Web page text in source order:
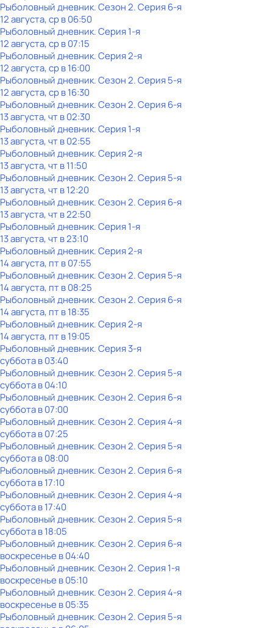
Рыболовный дневник. Сезон 2. Серия 6-я
12 августа, ср в 06:50
Рыболовный дневник. Серия 1-я
12 августа, ср в 07:15
Рыболовный дневник. Серия 2-я
12 августа, ср в 16:00
Рыболовный дневник. Сезон 2. Серия 5-я
12 августа, ср в 16:30
Рыболовный дневник. Сезон 2. Серия 6-я
13 августа, чт в 02:30
Рыболовный дневник. Серия 1-я
13 августа, чт в 02:55
Рыболовный дневник. Серия 2-я
13 августа, чт в 11:50
Рыболовный дневник. Сезон 2. Серия 5-я
13 августа, чт в 12:20
Рыболовный дневник. Сезон 2. Серия 6-я
13 августа, чт в 22:50
Рыболовный дневник. Серия 1-я
13 августа, чт в 23:10
Рыболовный дневник. Серия 2-я
14 августа, пт в 07:55
Рыболовный дневник. Сезон 2. Серия 5-я
14 августа, пт в 08:25
Рыболовный дневник. Сезон 2. Серия 6-я
14 августа, пт в 18:35
Рыболовный дневник. Серия 2-я
14 августа, пт в 19:05
Рыболовный дневник. Серия 3-я
субботав03:40
Рыболовный дневник. Сезон 2. Серия 5-я
субботав04:10
Рыболовный дневник. Сезон 2. Серия 6-я
субботав07:00
Рыболовный дневник. Сезон 2. Серия 4-я
субботав07:25
Рыболовный дневник. Сезон 2. Серия 5-я
субботав08:00
Рыболовный дневник. Сезон 2. Серия 6-я
субботав17:10
Рыболовный дневник. Сезон 2. Серия 4-я
субботав17:40
Рыболовный дневник. Сезон 2. Серия 5-я
субботав18:05
Рыболовный дневник. Сезон 2. Серия 6-я
воскресенье в04:40
Рыболовный дневник. Сезон 2. Серия 1-я
воскресенье в05:10
Рыболовный дневник. Сезон 2. Серия 4-я
воскресенье в05:35
Рыболовный дневник. Сезон 2. Серия 5-я